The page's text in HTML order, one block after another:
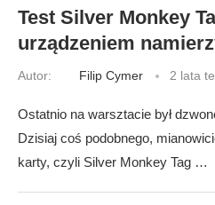
Test Silver Monkey
urządzeniem
Autor: Filip Cymer 2 lata
Ostatnio na warsztacie był
Dzisiaj coś podobnego,
karty, czyli Silver Monkey Tag …